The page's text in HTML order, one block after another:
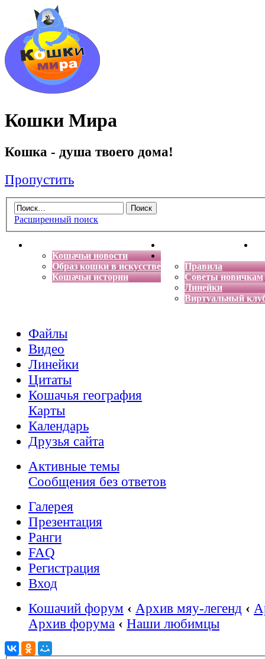
Кошки Мира
Кошка - душа твоего дома!
Пропустить
Расширенный поиск
Кошачьи новости
Образ кошки в искусстве
Кошачьи истории
Энциклопедия кошек
Правила
Советы новичкам
Линейки
Виртуальный
Файлы
Видео
Линейки
Цитаты
Кошачья география
Карты
Календарь
Друзья сайта
Активные темы
Сообщения без ответов
Галерея
Презентация
Ранги
FAQ
Регистрация
Вход
Кошачий форум ‹ Архив мяу-легенд ‹
Архив форума ‹ Наши любимцы